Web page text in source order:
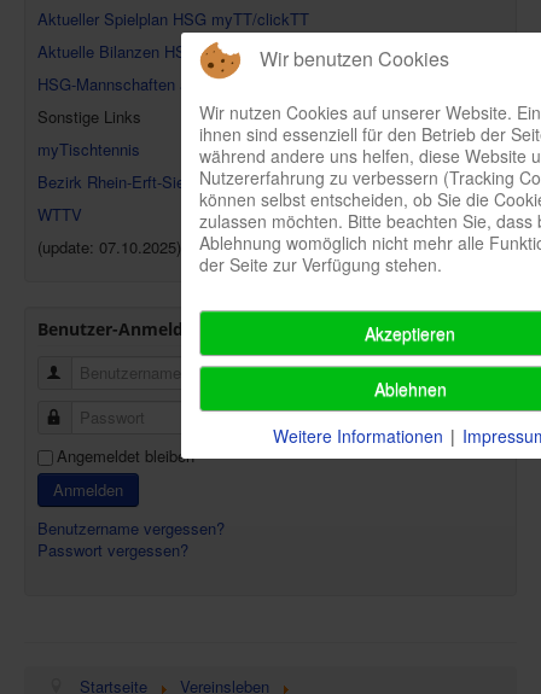
Aktueller Spielplan HSG myTT/clickTT
Aktuelle Bilanzen HSG auf click-tt
HSG-Mannschaften auf click-tt
Sonstige Links
myTischtennis
Bezirk Rhein-Erft-Sieg
WTTV
(update: 07.10.2025)
Benutzer-Anmeldung
Benutzername
Passwort
Angemeldet bleiben
Anmelden
Benutzername vergessen?
Passwort vergessen?
Startseite
Vereinsleben
Wir benutzen Cookies
Wir nutzen Cookies auf unserer Website.
ihnen sind essenziell für den Betrieb der
während andere uns helfen, diese Website
Nutzererfahrung zu verbessern (Tracking
können selbst entscheiden, ob Sie die
zulassen möchten. Bitte beachten Sie, dass
Ablehnung womöglich nicht mehr alle
der Seite zur Verfügung stehen.
Akzeptieren
Ablehnen
Weitere Informationen |